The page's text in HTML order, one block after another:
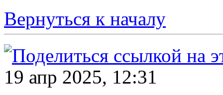
Вернуться к началу
19 апр 2025, 12:31